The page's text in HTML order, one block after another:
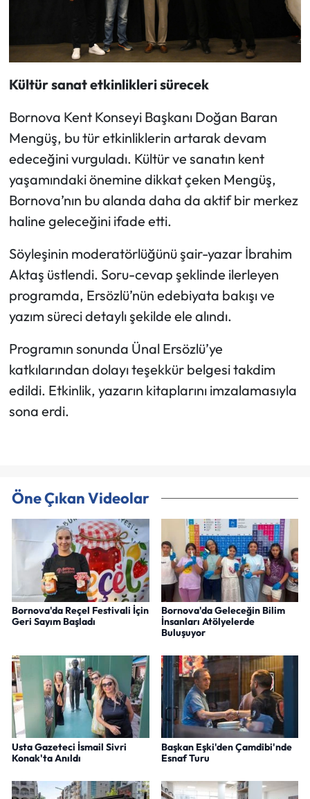
Kültür sanat etkinlikleri sürecek
Bornova Kent Konseyi Başkanı Doğan Baran
Mengüş, bu tür etkinliklerin artarak devam
edeceğini vurguladı. Kültür ve sanatın kent
yaşamındaki önemine dikkat çeken Mengüş,
Bornova’nın bu alanda daha da aktif bir merkez
haline geleceğini ifade etti.
Söyleşinin moderatörlüğünü şair-yazar İbrahim
Aktaş üstlendi. Soru-cevap şeklinde ilerleyen
programda, Ersözlü’nün edebiyata bakışı ve
yazım süreci detaylı şekilde ele alındı.
Programın sonunda Ünal Ersözlü’ye
katkılarından dolayı teşekkür belgesi takdim
edildi. Etkinlik, yazarın kitaplarını imzalamasıyla
sona erdi.
Öne Çıkan Videolar
Bornova'da Reçel Festivali İçin
Geri Sayım Başladı
Bornova'da Geleceğin Bilim
İnsanları Atölyelerde
Buluşuyor
Usta Gazeteci İsmail Sivri
Konak'ta Anıldı
Başkan Eşki'den Çamdibi'nde
Esnaf Turu